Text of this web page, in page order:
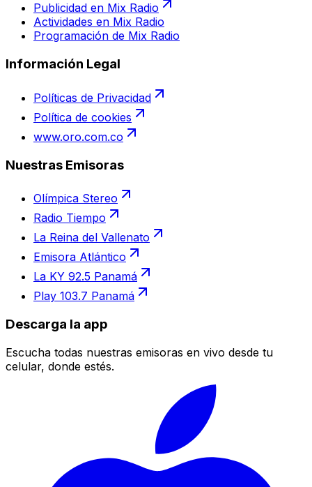
Publicidad en Mix Radio
Actividades en Mix Radio
Programación de Mix Radio
Información Legal
Políticas de Privacidad
Política de cookies
www.oro.com.co
Nuestras Emisoras
Olímpica Stereo
Radio Tiempo
La Reina del Vallenato
Emisora Atlántico
La KY 92.5 Panamá
Play 103.7 Panamá
Descarga la app
Escucha todas nuestras emisoras en vivo desde tu
celular, donde estés.